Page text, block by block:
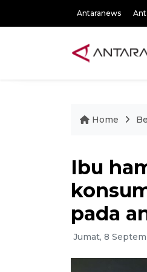
Antaranews
Home
Ibu
pada
Jumat, 8